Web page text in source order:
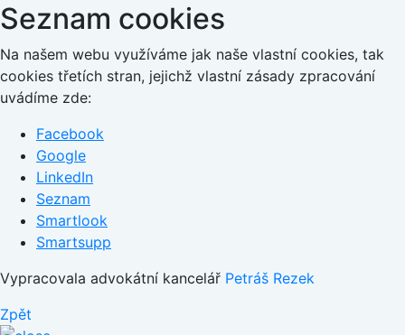
Seznam cookies
Na našem webu využíváme jak naše vlastní cookies, tak
cookies třetích stran, jejichž vlastní zásady zpracování
uvádíme zde:
Facebook
Google
LinkedIn
Seznam
Smartlook
Smartsupp
Vypracovala advokátní kancelář Petráš Rezek
Zpět